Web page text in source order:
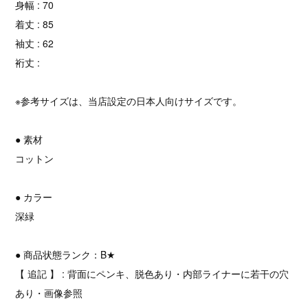
身幅 : 70
着丈 : 85
袖丈 : 62
裄丈 :
※参考サイズは、当店設定の日本人向けサイズです。
● 素材
コットン
● カラー
深緑
● 商品状態ランク：B★
【 追記 】 : 背面にペンキ、脱色あり・内部ライナーに若干の穴
あり・画像参照